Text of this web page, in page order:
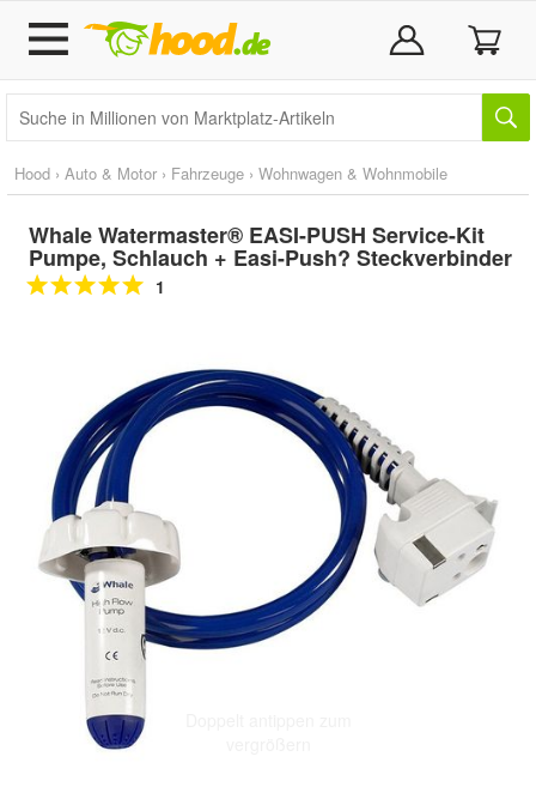
Hood › Auto & Motor › Fahrzeuge › Wohnwagen & Wohnmobile
Whale Watermaster® EASI-PUSH Service-Kit
Pumpe, Schlauch + Easi-Push? Steckverbinder
1